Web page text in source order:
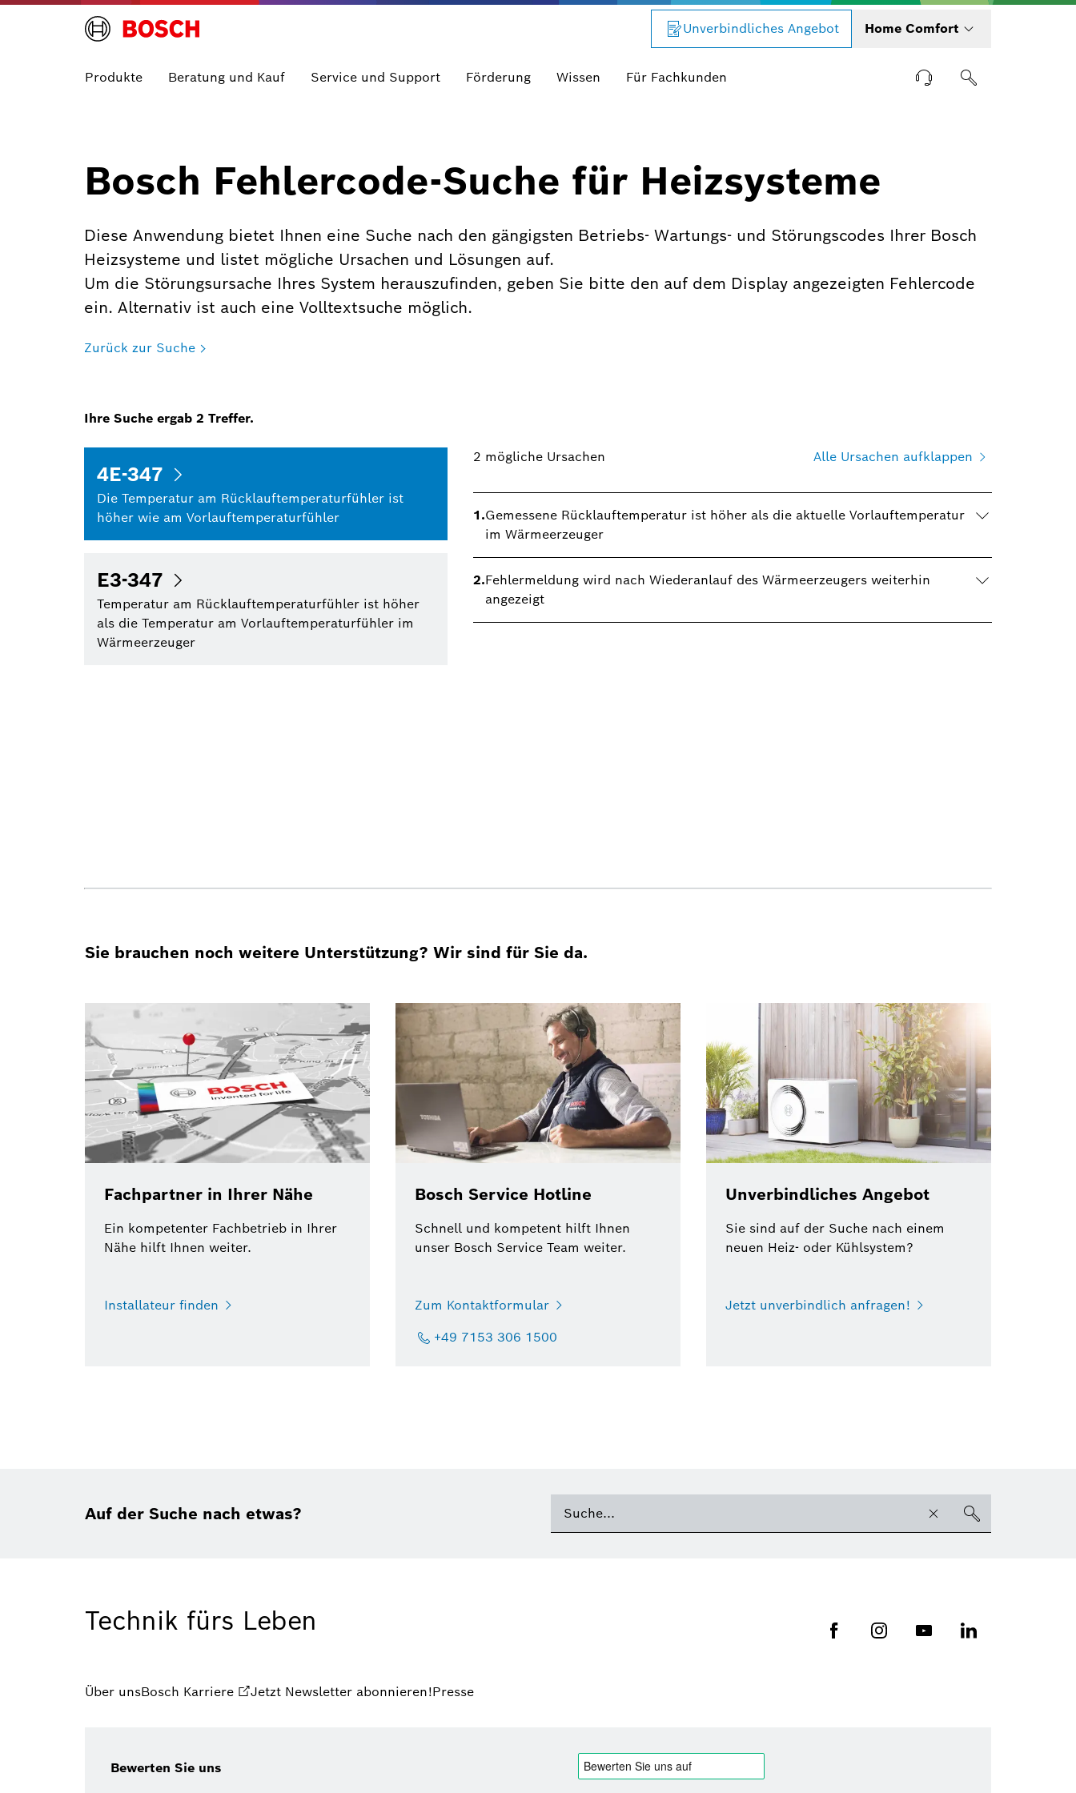
Unverbindliches Angebot Home Comfort
Produkte Beratung und Kauf Service und Support Förderung Wissen Für Fachkunden
Bosch Fehlercode-Suche für Heizsysteme
Diese Anwendung bietet Ihnen eine Suche nach den gängigsten Betriebs- Wartungs- und Störungscodes Ihrer Bosch
Heizsysteme und listet mögliche Ursachen und Lösungen auf.
Um die Störungsursache Ihres System herauszufinden, geben Sie bitte den auf dem Display angezeigten Fehlercode
ein. Alternativ ist auch eine Volltextsuche möglich.
Zurück zur Suche
Ihre Suche ergab 2 Treffer.
4E-347
Die Temperatur am Rücklauftemperaturfühler ist
höher wie am Vorlauftemperaturfühler
E3-347
Temperatur am Rücklauftemperaturfühler ist höher
als die Temperatur am Vorlauftemperaturfühler im
Wärmeerzeuger
2 mögliche Ursachen Alle Ursachen aufklappen
1.Gemessene Rücklauftemperatur ist höher als die aktuelle Vorlauftemperatur
im Wärmeerzeuger
2.Fehlermeldung wird nach Wiederanlauf des Wärmeerzeugers weiterhin
angezeigt
Sie brauchen noch weitere Unterstützung? Wir sind für Sie da.
Fachpartner in Ihrer Nähe
Ein kompetenter Fachbetrieb in Ihrer
Nähe hilft Ihnen weiter.
Installateur finden
Bosch Service Hotline
Schnell und kompetent hilft Ihnen
unser Bosch Service Team weiter.
Zum Kontaktformular
+49 7153 306 1500
Unverbindliches Angebot
Sie sind auf der Suche nach einem
neuen Heiz- oder Kühlsystem?
Jetzt unverbindlich anfragen!
Auf der Suche nach etwas?
Technik fürs Leben
Über unsBosch Karriere Jetzt Newsletter abonnieren!Presse
Bewerten Sie uns